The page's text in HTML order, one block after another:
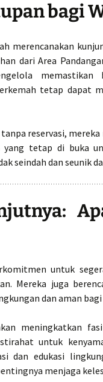
bagi
merencanakan
dari Area
tetap dapat
reservasi,
yang tetap di buka
seindah dan seunik
untuk
Mereka juga
dan aman
meningkatkan
untuk
dan edukasi
menjaga